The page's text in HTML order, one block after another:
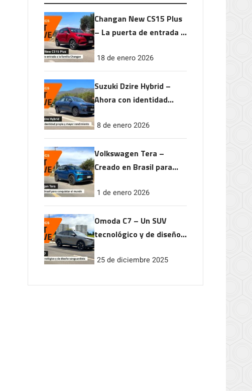
Changan New CS15 Plus
– La puerta de entrada a
18 de enero 2026
Suzuki Dzire Hybrid –
Ahora con identidad
rendimiento
8 de enero 2026
Volkswagen Tera –
Creado en Brasil para
1 de enero 2026
Omoda C7 – Un SUV
tecnológico y de diseño
25 de diciembre 2025